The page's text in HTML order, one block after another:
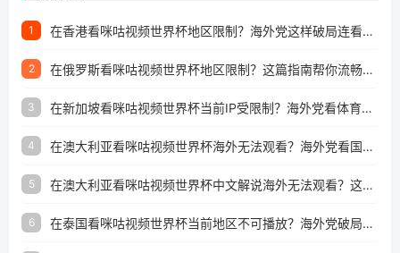
1 在香港看咪咕视频世界杯地区限制？海外党这样破局连看7天不卡顿！
2 在俄罗斯看咪咕视频世界杯地区限制？这篇指南帮你流畅看中文解说赛事
3 在新加坡看咪咕视频世界杯当前IP受限制？海外党看体育赛事的终极破局指南
4 在澳大利亚看咪咕视频世界杯海外无法观看？海外党看国内体育直播的终极解法
5 在澳大利亚看咪咕视频世界杯中文解说海外无法观看？这篇指南帮你搞定所有体育直播难题
6 在泰国看咪咕视频世界杯当前地区不可播放？海外党破局看中文解说赛事指南